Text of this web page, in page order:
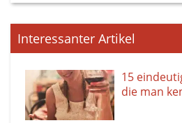
Interessanter Artikel
15
die man